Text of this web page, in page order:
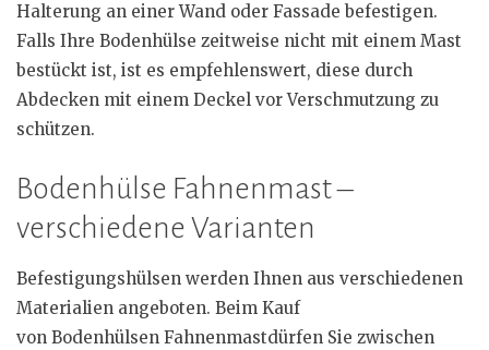
Halterung an einer Wand oder Fassade befestigen.
Falls Ihre Bodenhülse zeitweise nicht mit einem Mast
bestückt ist, ist es empfehlenswert, diese durch
Abdecken mit einem Deckel vor Verschmutzung zu
schützen.
Bodenhülse Fahnenmast –
verschiedene Varianten
Befestigungshülsen werden Ihnen aus verschiedenen
Materialien angeboten. Beim Kauf
von Bodenhülsen Fahnenmastdürfen Sie zwischen